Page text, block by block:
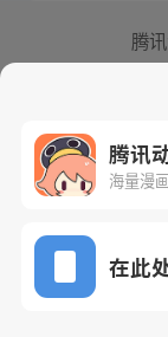
腾讯
海量漫
在此
腾
网